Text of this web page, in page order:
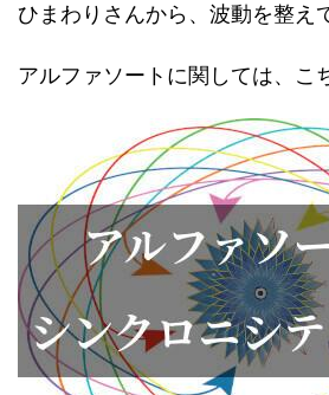
ひまわりさんから、波動を整え
アルファソートに関しては、こ